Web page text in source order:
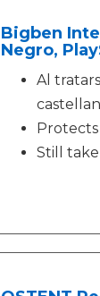
Bigben
Negro,
Al
Still